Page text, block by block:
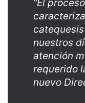
“El
nuestros
atención
requerido
nuevo